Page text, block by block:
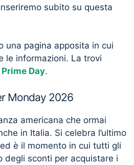
subito su questa
una pagina apposita in cui
le informazioni. La trovi
Day.
Monday 2026
americana che ormai
in Italia. Si celebra l’ultimo
è il momento in cui tutti gli
degli sconti per acquistare i